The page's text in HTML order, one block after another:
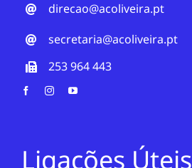
direcao@acoliveira.pt
secretaria@acoliveira.pt
253 964 443
Ligações Úteis